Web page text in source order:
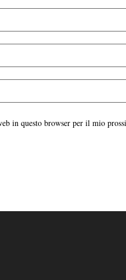
in questo browser per il mio